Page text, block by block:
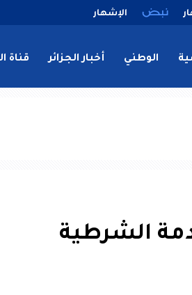
الإشهار
الوطني أخبار الجزائر قناة
الشرطية